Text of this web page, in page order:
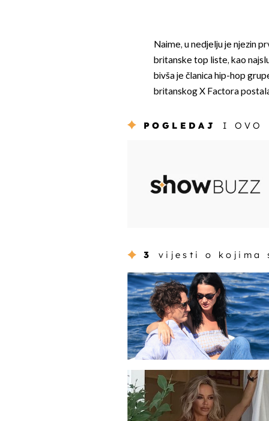
Naime, u nedjelju je njezin
britanske top liste, kao
bivša je članica hip-hop
britanskog X Factora
POGLEDAJ I OVO
3 vijesti o kojima